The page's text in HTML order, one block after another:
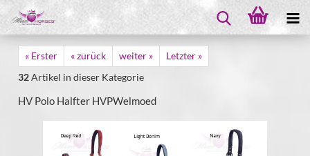
« Erster « zurück weiter »
Letzter »
32Artikel in dieser Kategorie
HV Polo Halfter HVPWelmoed